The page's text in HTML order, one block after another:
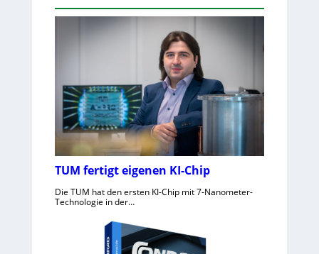
TUM fertigt eigenen KI-Chip
Die TUM hat den ersten KI-Chip mit 7-Nanometer-
Technologie in der…